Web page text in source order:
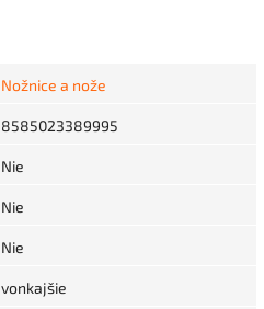
Nožnice a nože
8585023389995
Nie
Nie
Nie
vonkajšie